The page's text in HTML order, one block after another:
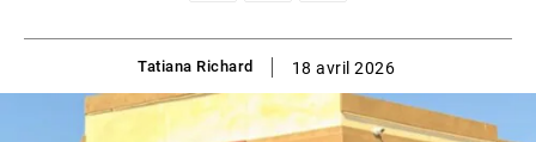
Tatiana Richard 18 avril 2026